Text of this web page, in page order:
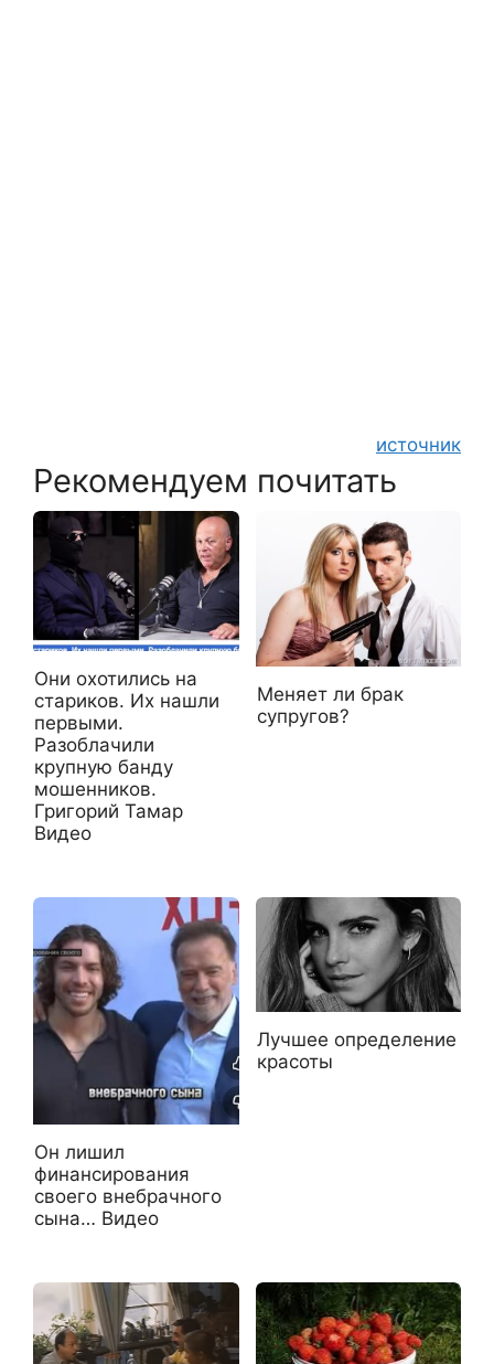
источник
Рекомендуем почитать
Они охотились на
стариков. Их нашли
первыми.
Разоблачили
крупную банду
мошенников.
Григорий Тамар
Видео
Меняет ли брак
супругов?
Он лишил
финансирования
своего внебрачного
сына… Видео
Лучшее определение
красоты